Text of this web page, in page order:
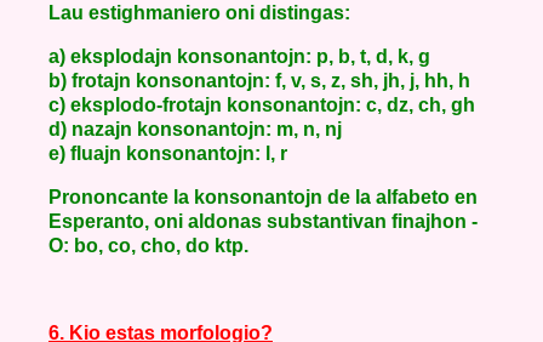
Lau estighmaniero oni distingas:
a) eksplodajn konsonantojn: p, b, t, d, k, g
b) frotajn konsonantojn: f, v, s, z, sh, jh, j, hh, h
c) eksplodo-frotajn konsonantojn: c, dz, ch, gh
d) nazajn konsonantojn: m, n, nj
e) fluajn konsonantojn: l, r
Prononcante la konsonantojn de la alfabeto en
Esperanto, oni aldonas substantivan finajhon -
O: bo, co, cho, do ktp.
6. Kio estas morfologio?